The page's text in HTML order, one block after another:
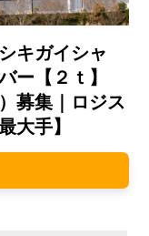
キガイシャ
ー【２ｔ】
募集｜ロジス
大手】